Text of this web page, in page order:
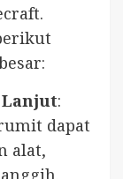
:
dapat
alat,